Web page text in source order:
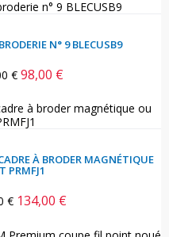
N° 9 BLECUSB9
€ Prix
98,00 €
À BRODER MAGNÉTIQUE
PRMFJ1
€ Prix
134,00 €